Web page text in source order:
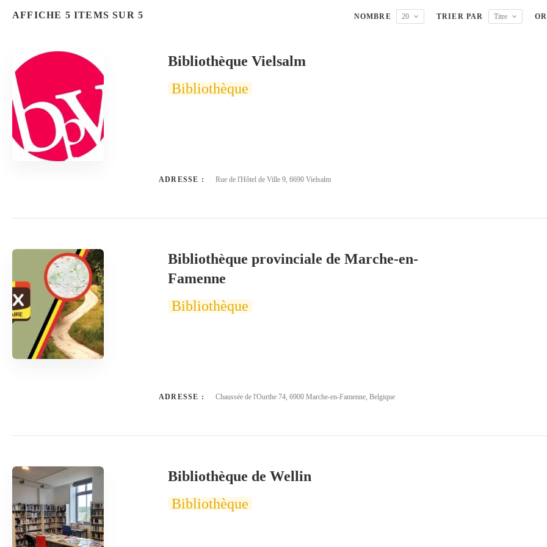
AFFICHE 5 ITEMS SUR 5 NOMBRE 20 TRIER PAR Titre
Bibliothèque Vielsalm
Bibliothèque
ADRESSE : Rue de l'Hôtel de Ville 9, 6690 Vielsalm
Bibliothèque provinciale de Marche-en-
Famenne
Bibliothèque
ADRESSE : Chaussée de l'Ourthe 74, 6900 Marche-en-Famenne, Belgique
Bibliothèque de Wellin
Bibliothèque